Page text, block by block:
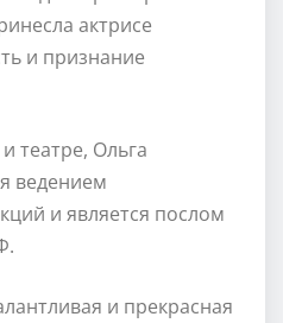
актрисе
и признание
театре, Ольга
ведением
и является послом
и прекрасная